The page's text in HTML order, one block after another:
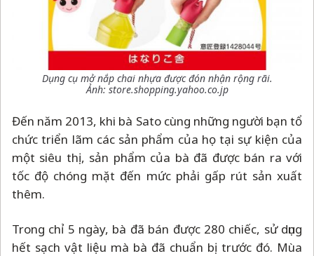
Dụng cụ mở nắp chai nhựa được đón nhận rộng rãi.
Ảnh: store.shopping.yahoo.co.jp
Đến năm 2013, khi bà Sato cùng những người bạn tổ
chức triển lãm các sản phẩm của họ tại sự kiện của
một siêu thị, sản phẩm của bà đã được bán ra với
tốc độ chóng mặt đến mức phải gấp rút sản xuất
thêm.
Trong chỉ 5 ngày, bà đã bán được 280 chiếc, sử dụng
hết sạch vật liệu mà bà đã chuẩn bị trước đó. Mùa